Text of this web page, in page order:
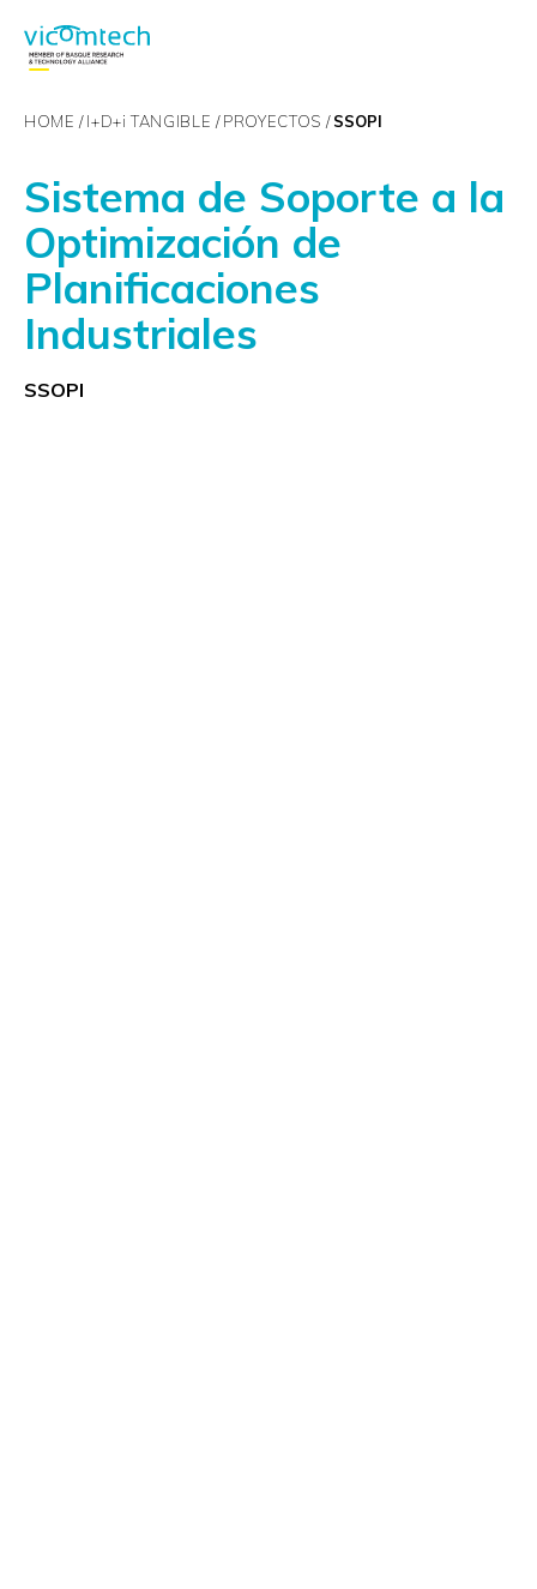
HOME I+D+i TANGIBLE PROYECTOS SSOPI
Sistema de Soporte a la
Optimización de
Planificaciones
Industriales
SSOPI